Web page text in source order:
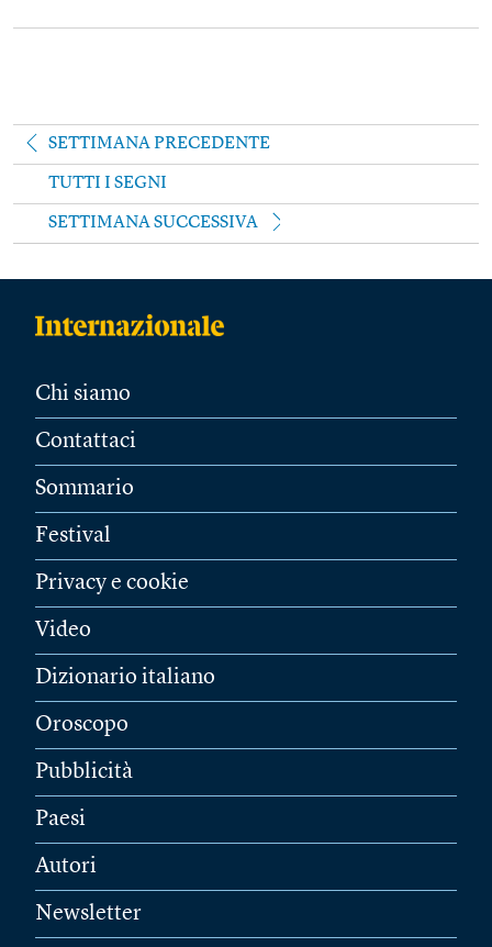
SETTIMANA PRECEDENTE
TUTTI I SEGNI
SETTIMANA SUCCESSIVA
Chi siamo
Contattaci
Sommario
Festival
Privacy e cookie
Video
Dizionario italiano
Oroscopo
Pubblicità
Paesi
Autori
Newsletter